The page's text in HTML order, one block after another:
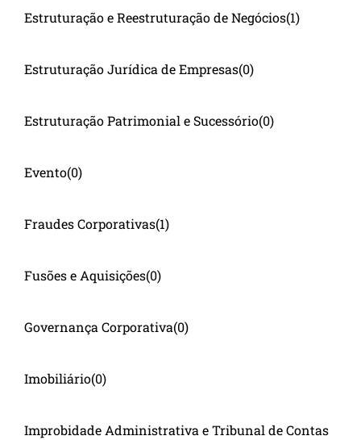
Estruturação e Reestruturação de Negócios(1)
Estruturação Jurídica de Empresas(0)
Estruturação Patrimonial e Sucessório(0)
Evento(0)
Fraudes Corporativas(1)
Fusões e Aquisições(0)
Governança Corporativa(0)
Imobiliário(0)
Improbidade Administrativa e Tribunal de Contas